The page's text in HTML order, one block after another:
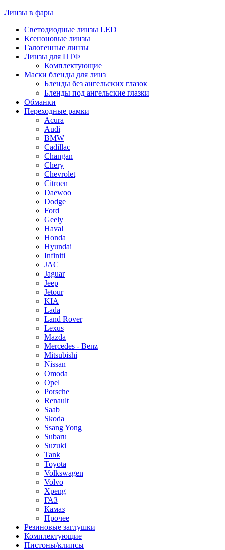
Линзы в фары
Светодиодные линзы LED
Ксеноновые линзы
Галогенные линзы
Линзы для ПТФ
Комплектующие
Маски бленды для линз
Бленды без ангельских глазок
Бленды под ангельские глазки
Обманки
Переходные рамки
Acura
Audi
BMW
Cadillac
Changan
Chery
Chevrolet
Citroen
Daewoo
Dodge
Ford
Geely
Haval
Honda
Hyundai
Infiniti
JAC
Jaguar
Jeep
Jetour
KIA
Lada
Land Rover
Lexus
Mazda
Mercedes - Benz
Mitsubishi
Nissan
Omoda
Opel
Porsche
Renault
Saab
Skoda
Ssang Yong
Subaru
Suzuki
Tank
Toyota
Volkswagen
Volvo
Xpeng
ГАЗ
Камаз
Прочее
Резиновые заглушки
Комплектующие
Пистоны/клипсы